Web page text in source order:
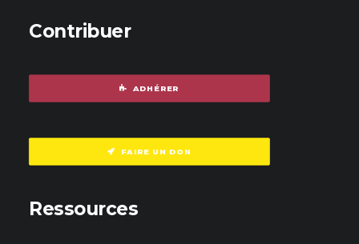
Contribuer
ADHÉRER
FAIRE UN DON
Ressources